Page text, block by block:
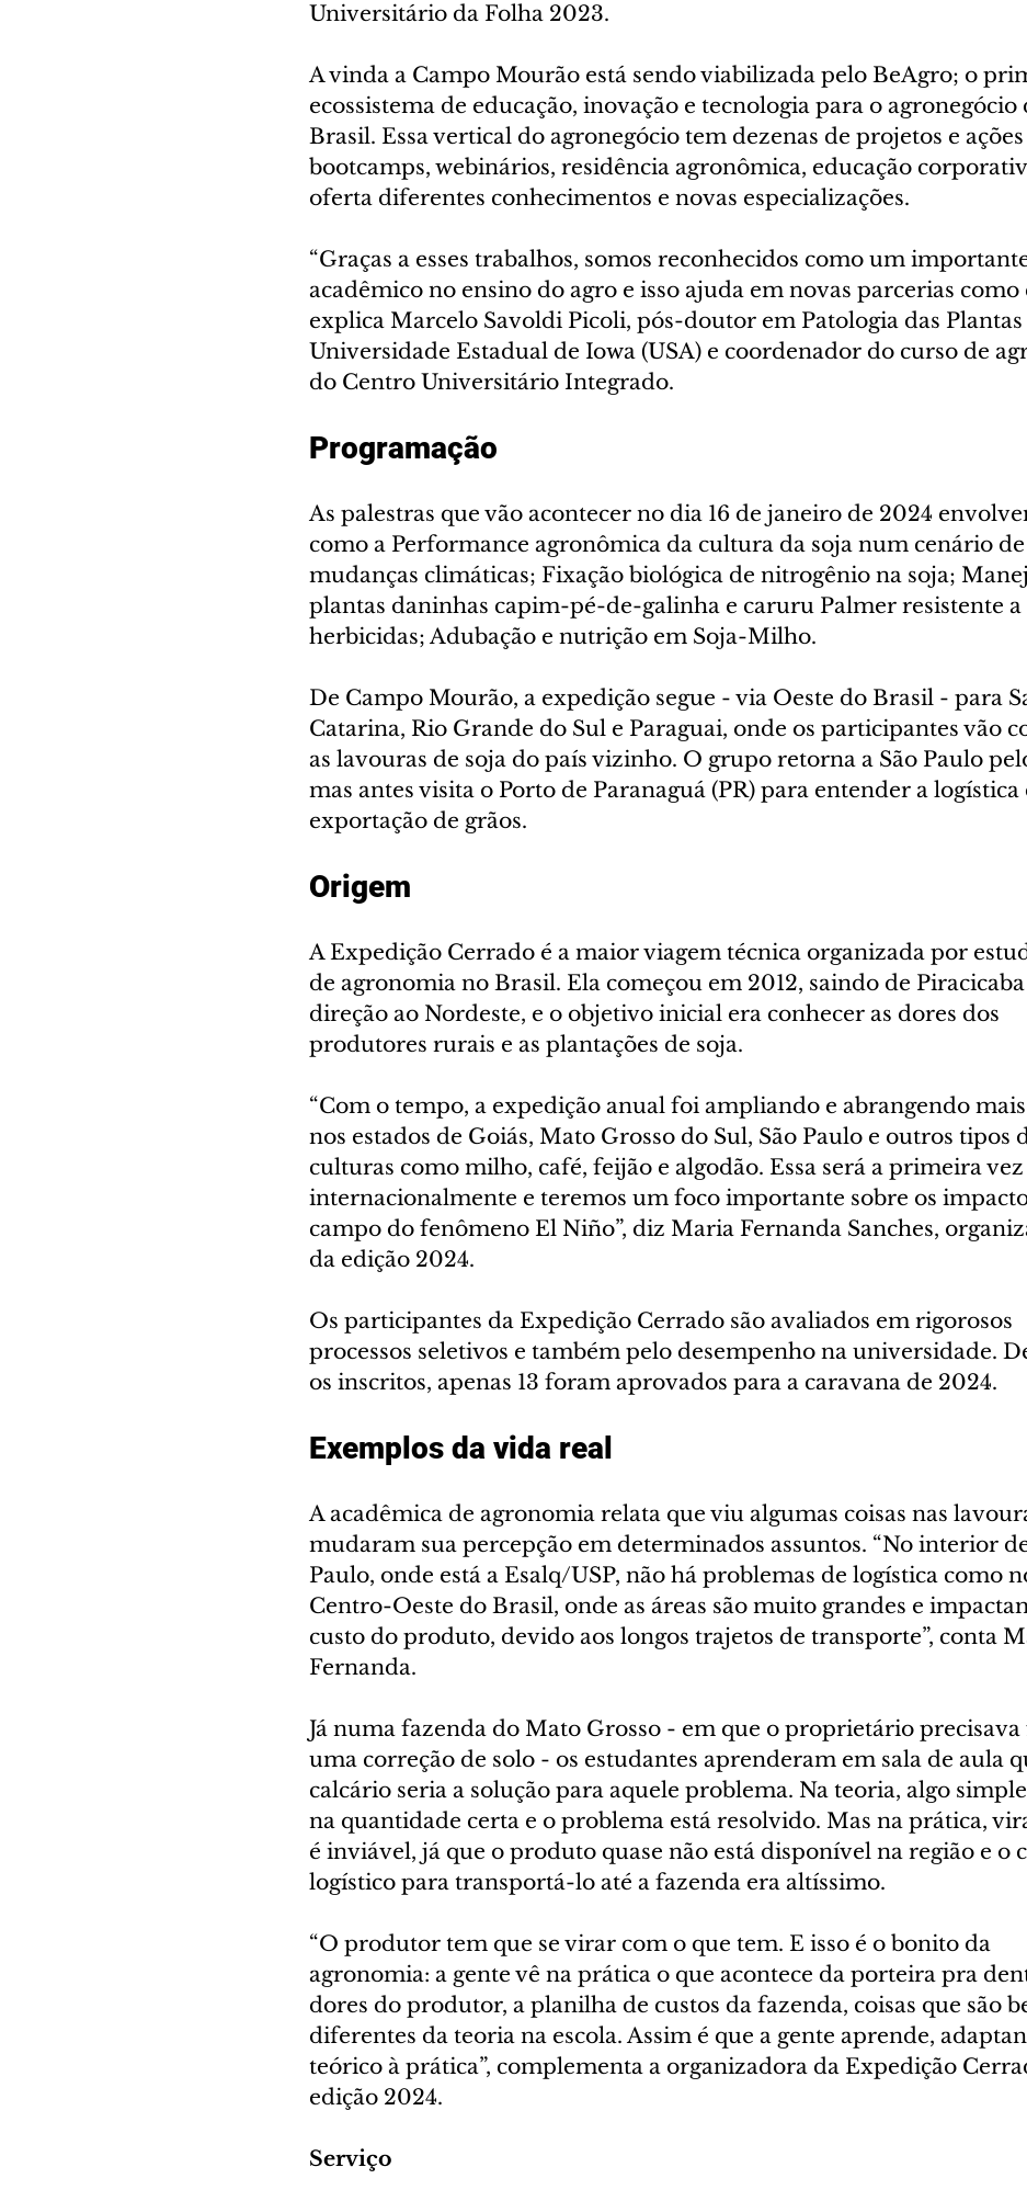
Universitário da Folha 2023.
A vinda a Campo Mourão está sendo viabilizada pelo BeAgro; o
ecossistema de educação, inovação e tecnologia para o agronegócio
Brasil. Essa vertical do agronegócio tem dezenas de projetos e
bootcamps, webinários, residência agronômica, educação
oferta diferentes conhecimentos e novas especializações.
“Graças a esses trabalhos, somos reconhecidos como um
acadêmico no ensino do agro e isso ajuda em novas parcerias como
explica Marcelo Savoldi Picoli, pós-doutor em Patologia das
Universidade Estadual de Iowa (USA) e coordenador do curso de
do Centro Universitário Integrado.
Programação
As palestras que vão acontecer no dia 16 de janeiro de 2024
como a Performance agronômica da cultura da soja num cenário de
mudanças climáticas; Fixação biológica de nitrogênio na soja;
plantas daninhas capim-pé-de-galinha e caruru Palmer resistente a
herbicidas; Adubação e nutrição em Soja-Milho.
De Campo Mourão, a expedição segue - via Oeste do Brasil - para
Catarina, Rio Grande do Sul e Paraguai, onde os participantes vão
as lavouras de soja do país vizinho. O grupo retorna a São Paulo
mas antes visita o Porto de Paranaguá (PR) para entender a logística
exportação de grãos.
Origem
A Expedição Cerrado é a maior viagem técnica organizada por
de agronomia no Brasil. Ela começou em 2012, saindo de Piracicaba
direção ao Nordeste, e o objetivo inicial era conhecer as dores dos
produtores rurais e as plantações de soja.
“Com o tempo, a expedição anual foi ampliando e abrangendo
nos estados de Goiás, Mato Grosso do Sul, São Paulo e outros tipos
culturas como milho, café, feijão e algodão. Essa será a primeira vez
internacionalmente e teremos um foco importante sobre os
campo do fenômeno El Niño”, diz Maria Fernanda Sanches,
da edição 2024.
Os participantes da Expedição Cerrado são avaliados em rigorosos
processos seletivos e também pelo desempenho na universidade.
os inscritos, apenas 13 foram aprovados para a caravana de 2024.
Exemplos da vida real
A acadêmica de agronomia relata que viu algumas coisas nas
mudaram sua percepção em determinados assuntos. “No interior
Paulo, onde está a Esalq/USP, não há problemas de logística como
Centro-Oeste do Brasil, onde as áreas são muito grandes e
custo do produto, devido aos longos trajetos de transporte”, conta
Fernanda.
Já numa fazenda do Mato Grosso - em que o proprietário precisava
uma correção de solo - os estudantes aprenderam em sala de aula
calcário seria a solução para aquele problema. Na teoria, algo
na quantidade certa e o problema está resolvido. Mas na prática,
é inviável, já que o produto quase não está disponível na região e o
logístico para transportá-lo até a fazenda era altíssimo.
“O produtor tem que se virar com o que tem. E isso é o bonito da
agronomia: a gente vê na prática o que acontece da porteira pra
dores do produtor, a planilha de custos da fazenda, coisas que são
diferentes da teoria na escola. Assim é que a gente aprende,
teórico à prática”, complementa a organizadora da Expedição
edição 2024.
Serviço